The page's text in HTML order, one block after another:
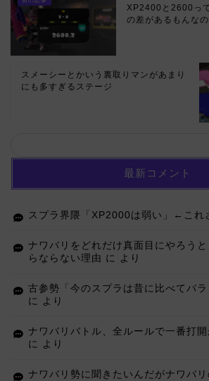
XP2400と2600っ
の差があるもんなの
スメーシーとかいう裏取りマンがあまり
にも多すぎるステージ
最新コメント
スプラ界隈「XP2000は弱い」←これ
ナワバリをどれだけ真面目にやろう
らならない理由 に より
古参勢「今のスプラは昔に比べてバ
に より
ナワバリバトル、全ルールで一番打
に より
ナワバリ勢に聞きたいんだがナワバ